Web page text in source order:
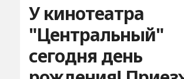
У кинотеатра
"Центральный"
сегодня день